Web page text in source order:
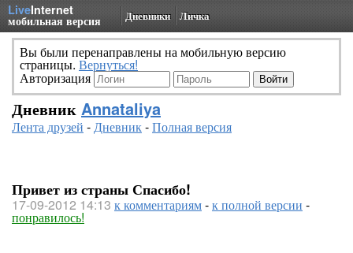
LiveInternet
мобильная версия Дневники Личка
Вы были перенаправлены на мобильную версию
страницы. Вернуться!
Авторизация
Дневник Annataliya
Лента друзей -Дневник-Полная версия
Привет из страны Спасибо!
17-09-2012 14:13 к комментариям-к полной версии -
понравилось!